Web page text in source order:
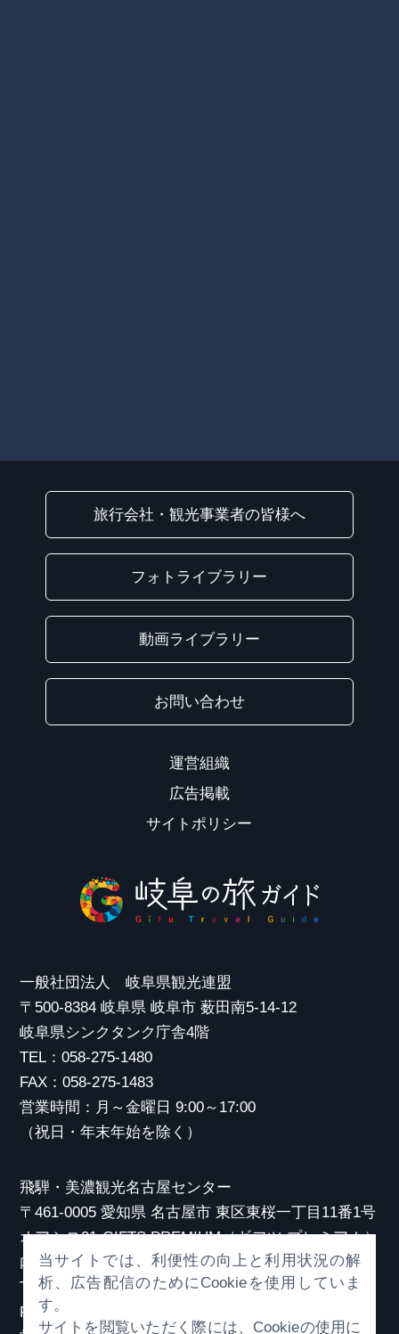
旅行会社・観光事業者の皆様へ
フォトライブラリー
動画ライブラリー
お問い合わせ
運営組織
広告掲載
サイトポリシー
一般社団法人 岐阜県観光連盟
〒500-8384 岐阜県 岐阜市 薮田南5-14-12
岐阜県シンクタンク庁舎4階
TEL：058-275-1480
FAX：058-275-1483
営業時間：月～金曜日 9:00～17:00
（祝日・年末年始を除く）
飛騨・美濃観光名古屋センター
〒461-0005 愛知県 名古屋市 東区東桜一丁目11番1号
オアシス21 GIFTS PREMIUM（ギフツ プレミアム）
内
TEL：052-253-6185
FAX：052-253-6186
当サイトでは、利便性の向上と利用状況の解
析、広告配信のためにCookieを使用していま
す。
サイトを閲覧いただく際には、Cookieの使用に